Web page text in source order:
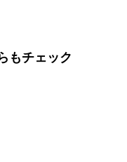
ゆる人々に信仰されて
もチェック